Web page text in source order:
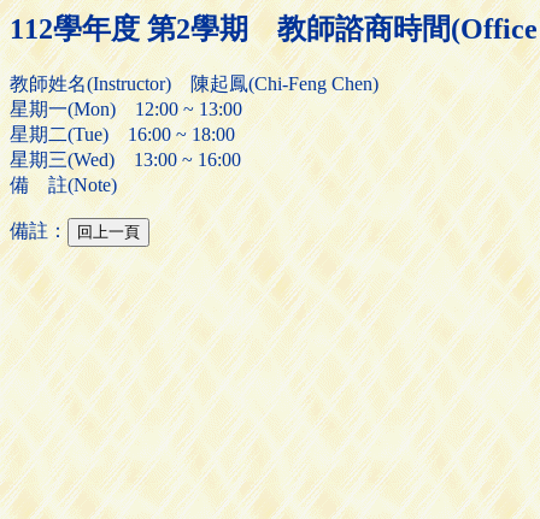
112學年度 第2學期 教師諮商時間
教師姓名(Instructor) 陳起鳳(Chi-Feng Chen)
星期一(Mon) 12:00 ~ 13:00
星期二(Tue) 16:00 ~ 18:00
星期三(Wed) 13:00 ~ 16:00
備 註(Note)
備註：